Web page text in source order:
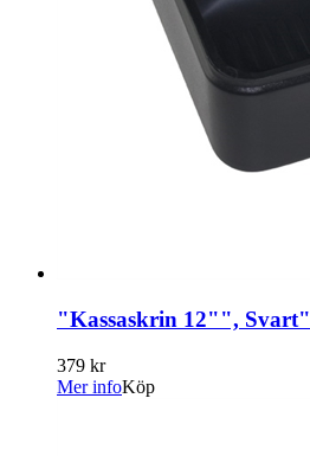
"Kassaskrin 12"", Svart"
379 kr
Mer infoKöp